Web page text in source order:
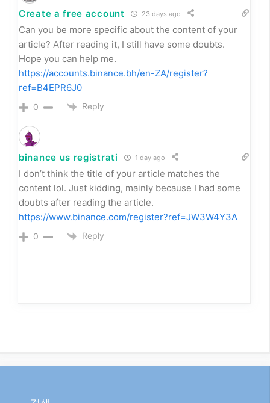
0
Binance 註冊 1 month ago
Thank you for your sharing. I am worried that I lack
creative ideas. It is your article that makes me full of
hope. Thank you. But, I have a question, can you help
me?
Create a free account 23 days ago
Can you be more specific about the content of your
article? After reading it, I still have some doubts.
Hope you can help me.
https://accounts.binance.bh/en-ZA/register?